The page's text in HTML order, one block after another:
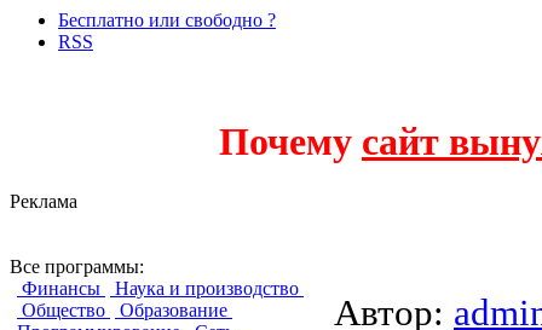
Бесплатно или свободно ?
RSS
Почему сайт
Реклама
Все программы:
Финансы
Наука и производство
Общество
Образование
Автор: